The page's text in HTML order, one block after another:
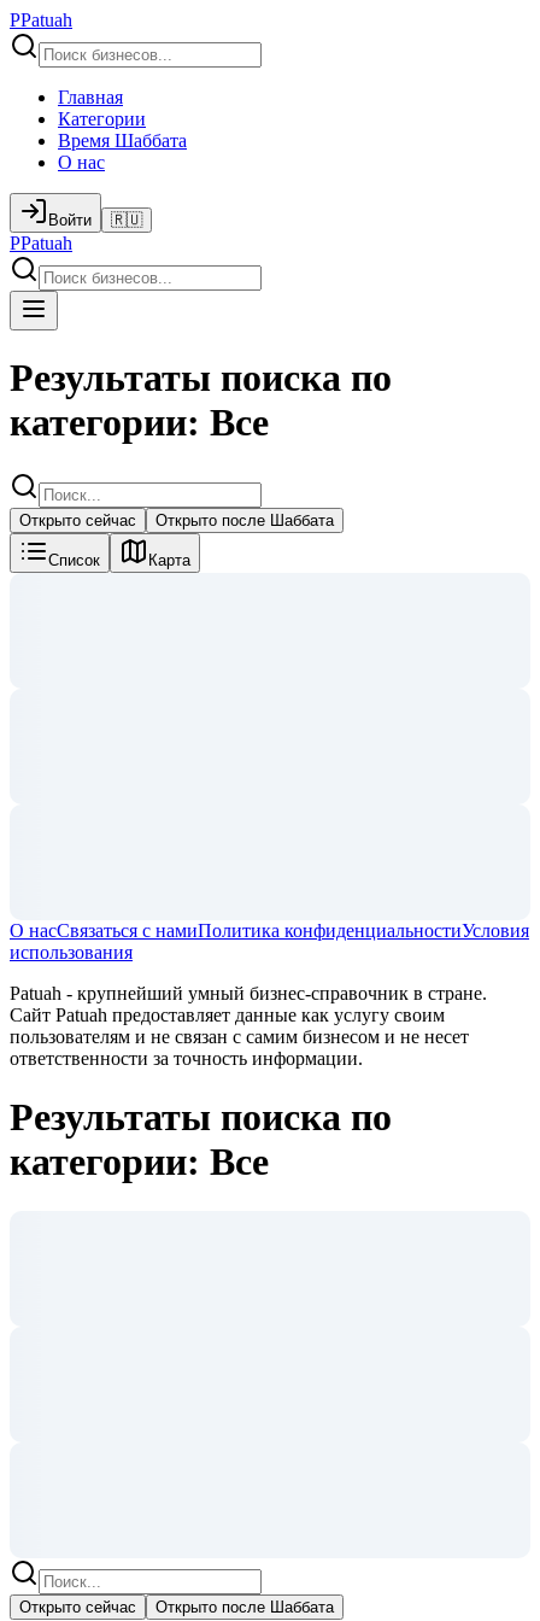
PPatuah
Главная
Категории
Время Шаббата
О нас
Войти 🇷🇺
PPatuah
Результаты поиска по
категории: Все
Открыто сейчас Открыто после Шаббата
Список Карта
О насСвязаться с намиПолитика конфиденциальностиУсловия
использования
Patuah - крупнейший умный бизнес-справочник в стране.
Сайт Patuah предоставляет данные как услугу своим
пользователям и не связан с самим бизнесом и не несет
ответственности за точность информации.
Результаты поиска по
категории: Все
Открыто сейчас Открыто после Шаббата